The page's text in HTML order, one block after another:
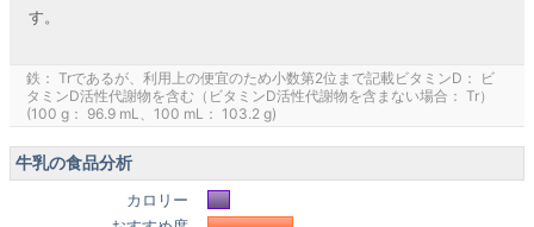
す。
鉄： Trであるが、利用上の便宜のため小数第2位まで記載ビタミンD： ビ
タミンD活性代謝物を含む（ビタミンD活性代謝物を含まない場合： Tr）
(100 g： 96.9 mL、100 mL： 103.2 g)
牛乳の食品分析
カロリー